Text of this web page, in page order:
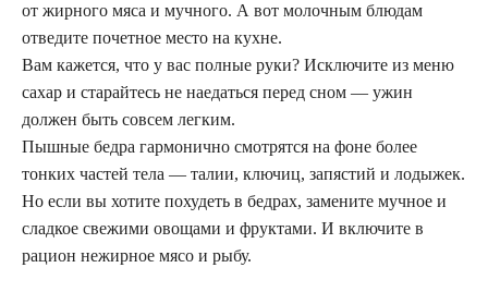
от жирного мяса и мучного. А вот молочным блюдам
отведите почетное место на кухне.
Вам кажется, что у вас полные руки? Исключите из меню
сахар и старайтесь не наедаться перед сном — ужин
должен быть совсем легким.
Пышные бедра гармонично смотрятся на фоне более
тонких частей тела — талии, ключиц, запястий и лодыжек.
Но если вы хотите похудеть в бедрах, замените мучное и
сладкое свежими овощами и фруктами. И включите в
рацион нежирное мясо и рыбу.